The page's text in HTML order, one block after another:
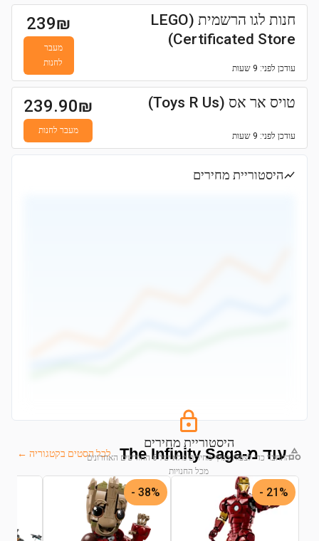
חנות לגו הרשמית (LEGO
Certificated Store)
עודכן לפני: 9 שעות
239₪
מעבר
לחנות
טויס אר אס (Toys R Us)
עודכן לפני: 9 שעות
239.90₪
מעבר לחנות
היסטוריית מחירים
היסטוריית מחירים
התחבר כדי לצפות בגרף מחירים מלא של 6 החודשים האחרונים
מכל החנויות
התחבר לצפייה בגרף
עוד מ-The Infinity Saga לכל הסטים בקטגוריה ←
21% -
38% -